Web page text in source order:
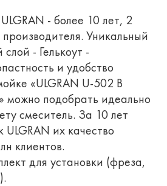
- более 10 лет, 2
Уникальный
- Гелькоут -
и удобство
«ULGRAN U-502 В
подобрать идеально
смеситель. За 10 лет
их качество
клиентов.
для установки (фреза,